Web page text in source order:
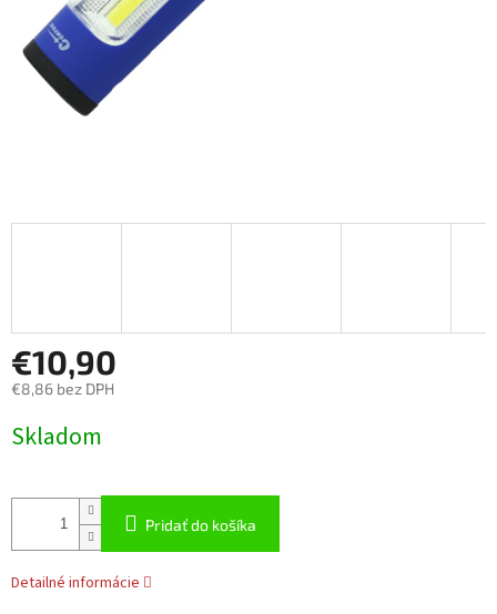
€10,90
€8,86 bez DPH
cena:
Skladom
Pridať do košíka
Detailné informácie